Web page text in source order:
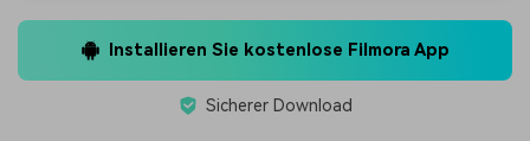
Installieren Sie kostenlose Filmora App
Sicherer Download